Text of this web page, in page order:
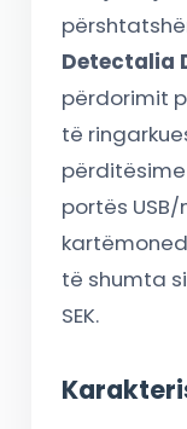
Detectalia
përdorimit
të
portës
të shumta si
SEK.